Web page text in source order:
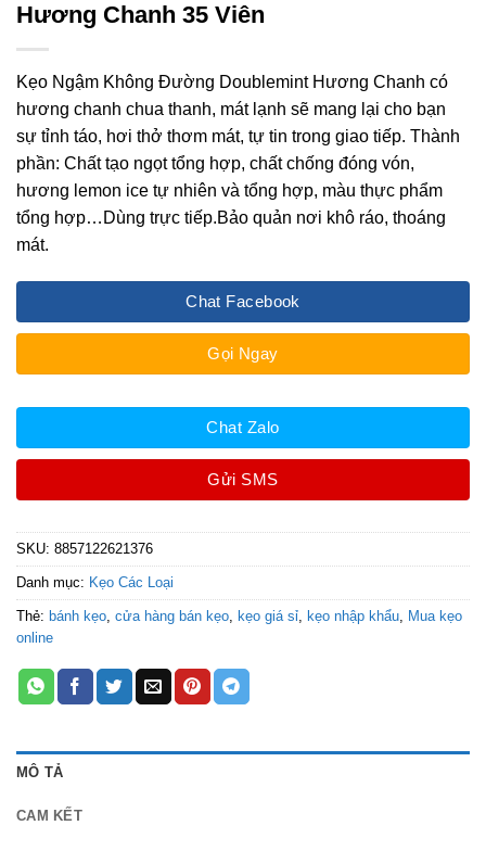
Hương Chanh 35 Viên
Kẹo Ngậm Không Đường Doublemint Hương Chanh có
hương chanh chua thanh, mát lạnh sẽ mang lại cho bạn
sự tỉnh táo, hơi thở thơm mát, tự tin trong giao tiếp. Thành
phần: Chất tạo ngọt tổng hợp, chất chống đóng vón,
hương lemon ice tự nhiên và tổng hợp, màu thực phẩm
tổng hợp…Dùng trực tiếp.Bảo quản nơi khô ráo, thoáng
mát.
Chat Facebook
Gọi Ngay
Chat Zalo
Gửi SMS
SKU: 8857122621376
Danh mục: Kẹo Các Loại
Thẻ: bánh kẹo, cửa hàng bán kẹo, kẹo giá sỉ, kẹo nhập khẩu, Mua kẹo
online
MÔ TẢ
CAM KẾT